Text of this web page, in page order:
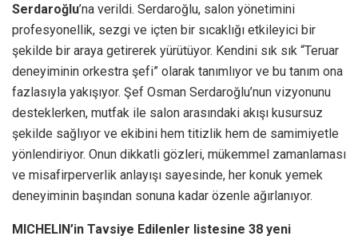
Serdaroğlu’na verildi. Serdaroğlu, salon yönetimini
profesyonellik, sezgi ve içten bir sıcaklığı etkileyici bir
şekilde bir araya getirerek yürütüyor. Kendini sık sık “Teruar
deneyiminin orkestra şefi” olarak tanımlıyor ve bu tanım ona
fazlasıyla yakışıyor. Şef Osman Serdaroğlu’nun vizyonunu
desteklerken, mutfak ile salon arasındaki akışı kusursuz
şekilde sağlıyor ve ekibini hem titizlik hem de samimiyetle
yönlendiriyor. Onun dikkatli gözleri, mükemmel zamanlaması
ve misafirperverlik anlayışı sayesinde, her konuk yemek
deneyiminin başından sonuna kadar özenle ağırlanıyor.
MICHELIN’in Tavsiye Edilenler listesine 38 yeni